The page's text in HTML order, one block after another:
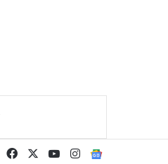
FacebookYouTubeInstagram